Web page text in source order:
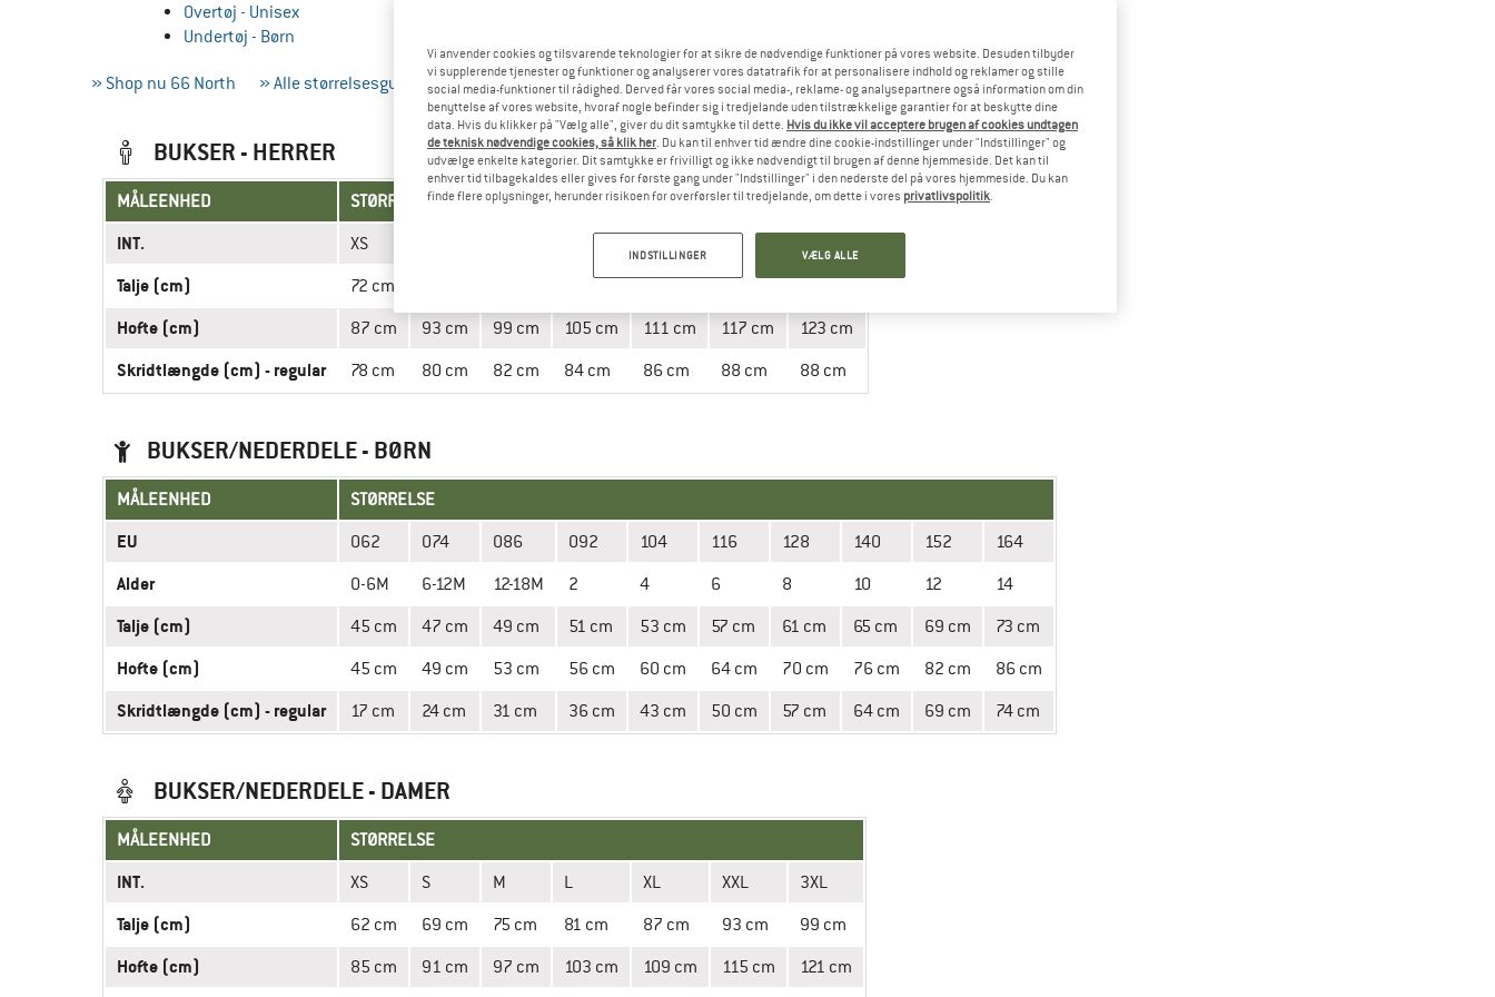
Overtøj - Unisex
Undertøj - Børn
» Shop nu 66 North » Alle størrelsesguide » Målevejledning
BUKSER - HERRER
MÅLEENHED STØRRELSE
INT. XS
Talje (cm) 72 cm
Hofte (cm) 87 cm 93 cm 99 cm 105 cm 111 cm 117 cm 123 cm
Skridtlængde (cm) - regular 78 cm 80 cm 82 cm 84 cm 86 cm 88 cm 88 cm
BUKSER/NEDERDELE - BØRN
MÅLEENHED STØRRELSE
EU 062 074 086 092 104 116 128 140 152 164
Alder 0-6M 6-12M 12-18M 2 4 6 8 10 12 14
Talje (cm) 45 cm 47 cm 49 cm 51 cm 53 cm 57 cm 61 cm 65 cm 69 cm 73 cm
Hofte (cm) 45 cm 49 cm 53 cm 56 cm 60 cm 64 cm 70 cm 76 cm 82 cm 86 cm
Skridtlængde (cm) - regular 17 cm 24 cm 31 cm 36 cm 43 cm 50 cm 57 cm 64 cm 69 cm 74 cm
BUKSER/NEDERDELE - DAMER
MÅLEENHED STØRRELSE
INT. XS S M L XL XXL 3XL
Talje (cm) 62 cm 69 cm 75 cm 81 cm 87 cm 93 cm 99 cm
Hofte (cm) 85 cm 91 cm 97 cm 103 cm 109 cm 115 cm 121 cm
Vi anvender cookies og tilsvarende teknologier for at sikre de nødvendige funktioner på vores website. Desuden tilbyder
vi supplerende tjenester og funktioner og analyserer vores datatrafik for at personalisere indhold og reklamer og stille
social media-funktioner til rådighed. Derved får vores social media-, reklame- og analysepartnere også information om din
benyttelse af vores website, hvoraf nogle befinder sig i tredjelande uden tilstrækkelige garantier for at beskytte dine
data. Hvis du klikker på "Vælg alle", giver du dit samtykke til dette. Hvis du ikke vil acceptere brugen af cookies undtagen
de teknisk nødvendige cookies, så klik her. Du kan til enhver tid ændre dine cookie-indstillinger under "Indstillinger" og
udvælge enkelte kategorier. Dit samtykke er frivilligt og ikke nødvendigt til brugen af denne hjemmeside. Det kan til
enhver tid tilbagekaldes eller gives for første gang under "Indstillinger" i den nederste del på vores hjemmeside. Du kan
finde flere oplysninger, herunder risikoen for overførsler til tredjelande, om dette i vores privatlivspolitik.
INDSTILLINGER VÆLG ALLE